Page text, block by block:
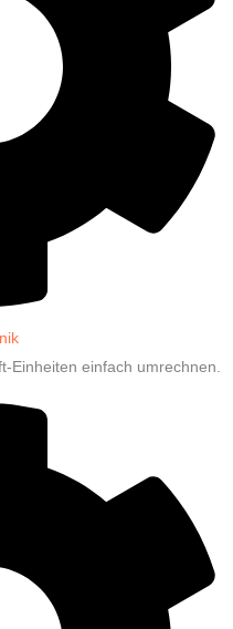
Einheiten einfach umrechnen.